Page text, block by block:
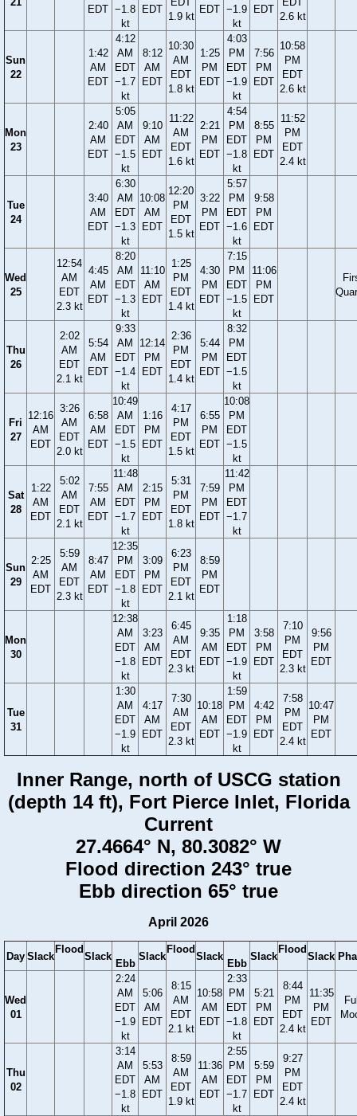
EDT −1.8
kt
EDT
1.9 kt
EDT −1.9
kt
EDT
2.6 kt
Sun
22
1:42
AM
EDT
4:12
AM
EDT
−1.7
kt
8:12
AM
EDT
10:30
AM
EDT
1.8 kt
1:25
PM
EDT
4:03
PM
EDT
−1.9
kt
7:56
PM
EDT
10:58
PM
EDT
2.6 kt
Mon
23
2:40
AM
EDT
5:05
AM
EDT
−1.5
kt
9:10
AM
EDT
11:22
AM
EDT
1.6 kt
2:21
PM
EDT
4:54
PM
EDT
−1.8
kt
8:55
PM
EDT
11:52
PM
EDT
2.4 kt
Tue
24
3:40
AM
EDT
6:30
AM
EDT
−1.3
kt
10:08
AM
EDT
12:20
PM
EDT
1.5 kt
3:22
PM
EDT
5:57
PM
EDT
−1.6
kt
9:58
PM
EDT
Wed
25
12:54
AM
EDT
2.3 kt
4:45
AM
EDT
8:20
AM
EDT
−1.3
kt
11:10
AM
EDT
1:25
PM
EDT
1.4 kt
4:30
PM
EDT
7:15
PM
EDT
−1.5
kt
11:06
PM
EDT
Thu
26
2:02
AM
EDT
2.1 kt
5:54
AM
EDT
9:33
AM
EDT
−1.4
kt
12:14
PM
EDT
2:36
PM
EDT
1.4 kt
5:44
PM
EDT
8:32
PM
EDT
−1.5
kt
Fri
27
12:16
AM
EDT
3:26
AM
EDT
2.0 kt
6:58
AM
EDT
10:49
AM
EDT
−1.5
kt
1:16
PM
EDT
4:17
PM
EDT
1.5 kt
6:55
PM
EDT
10:08
PM
EDT
−1.5
kt
Sat
28
1:22
AM
EDT
5:02
AM
EDT
2.1 kt
7:55
AM
EDT
11:48
AM
EDT
−1.7
kt
2:15
PM
EDT
5:31
PM
EDT
1.8 kt
7:59
PM
EDT
11:42
PM
EDT
−1.7
kt
Sun
29
2:25
AM
EDT
5:59
AM
EDT
2.3 kt
8:47
AM
EDT
12:35
PM
EDT
−1.8
kt
3:09
PM
EDT
6:23
PM
EDT
2.1 kt
8:59
PM
EDT
Mon
30
12:38
AM
EDT
−1.8
kt
3:23
AM
EDT
6:45
AM
EDT
2.3 kt
9:35
AM
EDT
1:18
PM
EDT
−1.9
kt
3:58
PM
EDT
7:10
PM
EDT
2.3 kt
9:56
PM
EDT
Tue
31
1:30
AM
EDT
−1.9
kt
4:17
AM
EDT
7:30
AM
EDT
2.3 kt
10:18
AM
EDT
1:59
PM
EDT
−1.9
kt
4:42
PM
EDT
7:58
PM
EDT
2.4 kt
10:47
PM
EDT
Inner Range, north of USCG station
(depth 14 ft), Fort Pierce Inlet, Florida
Current
27.4664° N, 80.3082° W
Flood direction 243° true
Ebb direction 65° true
April 2026
Day Slack
Flood
Slack
Ebb
Slack
Flood
Slack
Ebb
Slack
Flood
Slack
Wed
01
2:24
AM
EDT
−1.9
kt
5:06
AM
EDT
8:15
AM
EDT
2.1 kt
10:58
AM
EDT
2:33
PM
EDT
−1.8
kt
5:21
PM
EDT
8:44
PM
EDT
2.4 kt
11:35
PM
EDT
Thu
02
3:14
AM
EDT
−1.8
kt
5:53
AM
EDT
8:59
AM
EDT
1.9 kt
11:36
AM
EDT
2:55
PM
EDT
−1.7
kt
5:59
PM
EDT
9:27
PM
EDT
2.4 kt